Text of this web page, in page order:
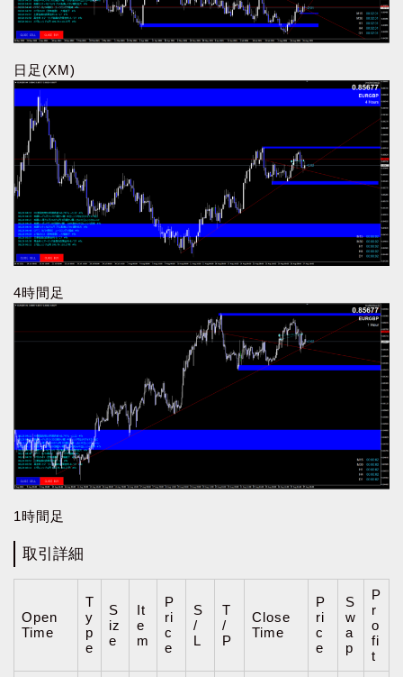
日足(XM)
4時間足
1時間足
取引詳細
Open
Time
T
y
p
e
S
iz
e
It
e
m
P
ri
c
e
S
/
L
T
/
P
Close
Time
P
ri
c
e
S
w
a
p
P
r
o
fi
t